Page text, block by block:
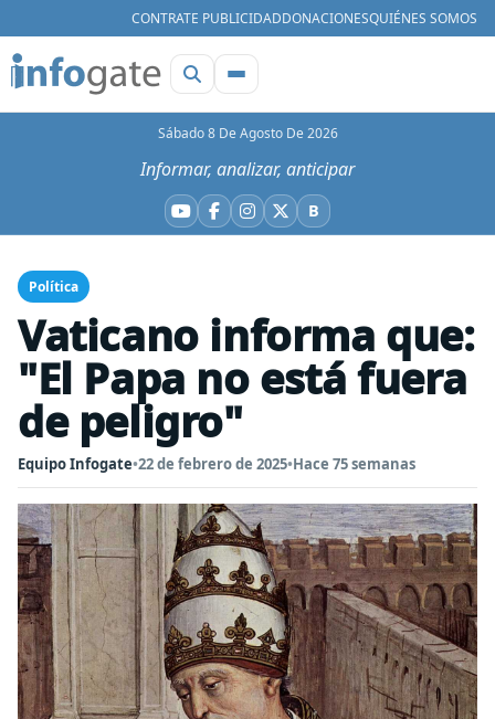
CONTRATE PUBLICIDADDONACIONESQUIÉNES SOMOS
Sábado 8 De Agosto De 2026
Informar, analizar, anticipar
YouTube
Facebook
Instagram
X BBluesky
Política
Vaticano informa que:
"El Papa no está fuera
de peligro"
Equipo Infogate•22 de febrero de 2025•Hace 75 semanas